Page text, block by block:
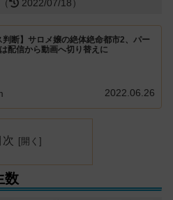
（ 2022/07/18）
判断】サロメ嬢の絶体絶命都市2、パー
配信から動画へ切り替えに
2022.06.26
次
数